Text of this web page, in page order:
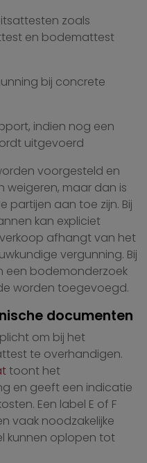
zoals
en bodemattest
bij concrete
indien nog een
uitgevoerd
voorgesteld en
weigeren, maar dan is
partijen aan toe zijn. Bij
kan expliciet
afhangt van het
vergunning. Bij
een bodemonderzoek
worden toegevoegd.
documenten
om bij het
te overhandigen.
toont het
en geeft een indicatie
Een label E of F
vaak noodzakelijke
kunnen oplopen tot